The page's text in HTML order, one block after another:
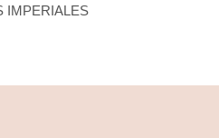
IMPERIALES